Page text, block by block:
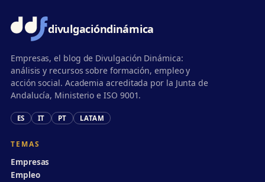
divulgacióndinámica
Empresas, el blog de Divulgación Dinámica:
análisis y recursos sobre formación, empleo y
acción social. Academia acreditada por la Junta de
Andalucía, Ministerio e ISO 9001.
ES IT PT LATAM
TEMAS
Empresas
Empleo